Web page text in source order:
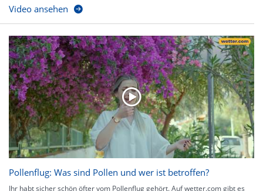
Video ansehen
Pollenflug: Was sind Pollen und wer ist betroffen?
Ihr habt sicher schön öfter vom Pollenflug gehört. Auf wetter.com gibt es